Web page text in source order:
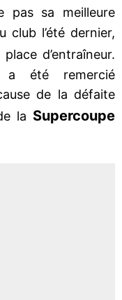
pas sa meilleure
club l’été dernier,
d’entraîneur.
a été remercié
de la défaite
la Supercoupe